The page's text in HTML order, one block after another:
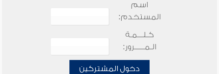
اسم
المستخدم:
كـلـــمـة
الـمـــــرور:
دخول المشتركين